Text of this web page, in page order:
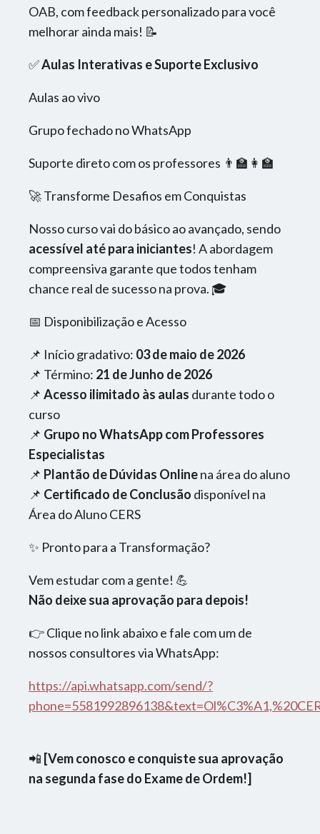
OAB, com feedback personalizado para você
melhorar ainda mais! 📝
✅Aulas Interativas e Suporte Exclusivo
Aulas ao vivo
Grupo fechado no WhatsApp
Suporte direto com os professores 👨‍🏫👩‍🏫
🚀 Transforme Desafios em Conquistas
Nosso curso vai do básico ao avançado, sendo
acessível até para iniciantes! A abordagem
compreensiva garante que todos tenham
chance real de sucesso na prova. 🎓
📅 Disponibilização e Acesso
📌 Início gradativo: 03 de maio de 2026
📌 Término: 21 de Junho de 2026
📌 Acesso ilimitado às aulas durante todo o
curso
📌 Grupo no WhatsApp com Professores
Especialistas
📌 Plantão de Dúvidas Onlinena área do aluno
📌 Certificado de Conclusão disponível na
Área do Aluno CERS
✨ Pronto para a Transformação?
Vem estudar com a gente! 💪
Não deixe sua aprovação para depois!
👉 Clique no link abaixo e fale com um de
nossos consultores via WhatsApp:
https://api.whatsapp.com/send/?
📲 [Vem conosco e conquiste sua aprovação
na segunda fase do Exame de Ordem!]